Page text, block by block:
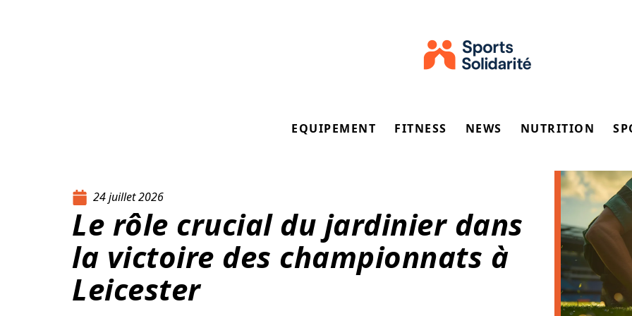
EQUIPEMENT FITNESS NEWS NUTRITION
24 juillet 2026
Le rôle crucial du jardinier dans
la victoire des championnats à
Leicester